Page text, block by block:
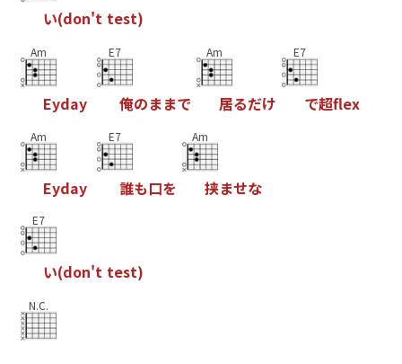
い(don't test)
Am
Eyday
E7
俺のままで
Am
居るだけ
E7
で超fex
Am
Eyday
E7
誰も口を
Am
挟ませな
E7
い(don't test)
N.C.